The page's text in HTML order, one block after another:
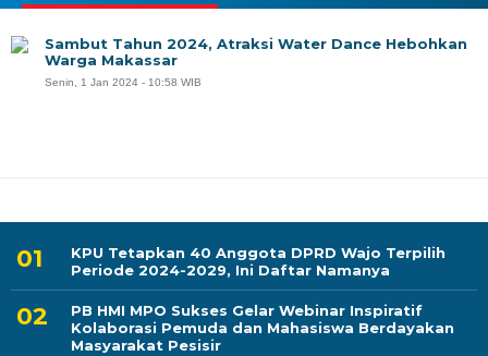
KPU Tetapkan 40 Anggota DPRD Wajo Terpilih
Periode 2024-2029, Ini Daftar Namanya
PB HMI MPO Sukses Gelar Webinar Inspiratif
Kolaborasi Pemuda dan Mahasiswa Berdayakan
Masyarakat Pesisir
Sambut Tahun 2024, Atraksi Water Dance Hebohkan
Warga Makassar
Senin, 1 Jan 2024 - 10:58 WIB